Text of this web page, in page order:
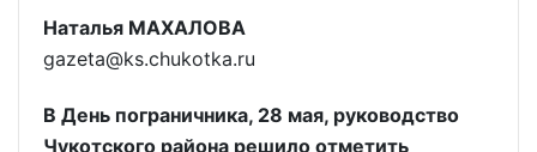
Наталья МАХАЛОВА
gazeta@ks.chukotka.ru
В День пограничника, 28 мая, руководство
Чукотского района решило отметить